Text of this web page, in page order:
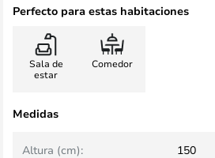
Perfecto para estas habitaciones
Sala de
estar
Comedor
Medidas
Altura (cm):
150